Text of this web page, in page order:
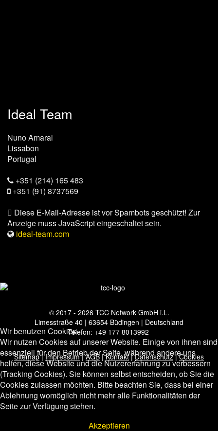
Ideal Team
Nuno Amaral
Lissabon
Portugal
+351 (214) 165 483
+351 (91) 8737569
Diese E-Mail-Adresse ist vor Spambots geschützt! Zur
Anzeige muss JavaScript eingeschaltet sein.
ideal-team.com
© 2017 - 2026 TCC Network GmbH i.L.
Limesstraße 40 | 63654 Büdingen | Deutschland
Telefon: +49 177 8013992
Sitemap|Impressum|AGB |Kontakt|Datenschutz|Cookies
Wir benutzen Cookies
Wir nutzen Cookies auf unserer Website. Einige von ihnen sind
essenziell für den Betrieb der Seite, während andere uns
helfen, diese Website und die Nutzererfahrung zu verbessern
(Tracking Cookies). Sie können selbst entscheiden, ob Sie die
Cookies zulassen möchten. Bitte beachten Sie, dass bei einer
Ablehnung womöglich nicht mehr alle Funktionalitäten der
Seite zur Verfügung stehen.
Akzeptieren